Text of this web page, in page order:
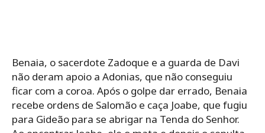
Benaia, o sacerdote Zadoque e a guarda de Davi
não deram apoio a Adonias, que não conseguiu
ficar com a coroa. Após o golpe dar errado, Benaia
recebe ordens de Salomão e caça Joabe, que fugiu
para Gideão para se abrigar na Tenda do Senhor.